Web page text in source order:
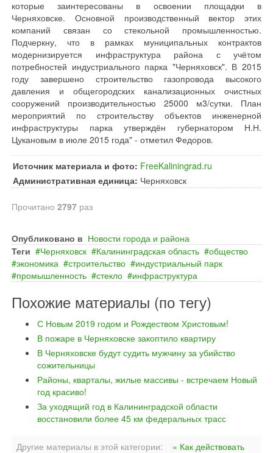
которые заинтересованы в освоении площадки в
Черняховске. Основной производственный вектор этих
компаний связан со стекольной промышленностью.
Подчеркну, что в рамках муниципальных контрактов
модернизируется инфраструктура района с учётом
потребностей индустриального парка "Черняховск". В 2015
году завершено строительство газопровода высокого
давления и общегородских канализационных очистных
сооружений производительностью 25000 м3/сутки. План
мероприятий по строительству объектов инженерной
инфраструктуры парка утверждён губернатором Н.Н.
Цукановым в июле 2015 года" - отметил Федоров.
Источник материала и фото: FreeKaliningrad.ru
Административная единица: Черняховск
Прочитано 2797 раз
Опубликовано в Новости города и района
Теги
Черняховск Калининградская область
общество
экономика
строительство
индустриальный парк
промышленность
стекло инфраструктура
Похожие материалы (по тегу)
С Новым 2019 годом и Рождеством Христовым!
В пожаре в Черняховске закоптило квартиру
В Черняховске будут судить мужчину за убийство
сожительницы
Районы, кварталы, жилые массивы - встречаем Новый
год красиво!
За уходящий год в Калининградской области
восстановили более 45 км федеральных трасс
Другие материалы в этой категории:
« Как действовать